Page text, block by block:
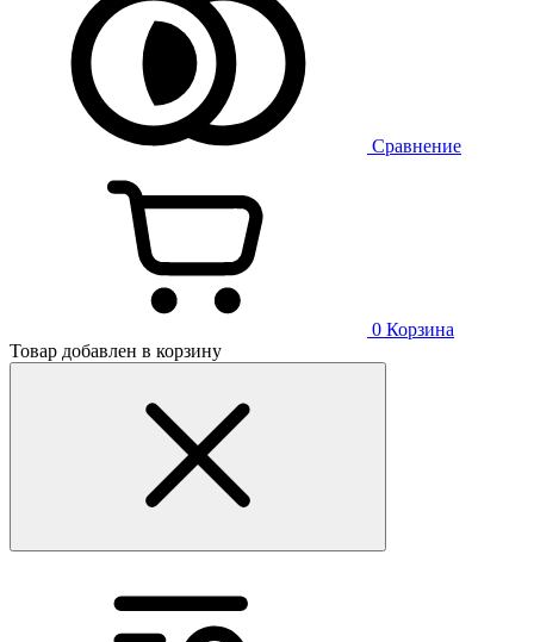
Сравнение
0 Корзина
Товар добавлен в корзину